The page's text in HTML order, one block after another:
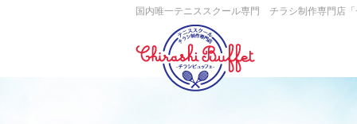
国内唯一テニススクール専門 チラシ制作専門店